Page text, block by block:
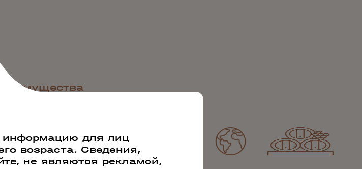
информацию для лиц
возраста. Сведения,
не являются рекламой,